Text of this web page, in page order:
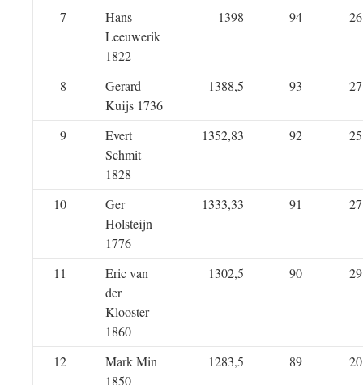
7
Hans
Leeuwerik
1822
1398 94 26
8
Gerard
Kuijs 1736
1388,5 93 27
9
Evert
Schmit
1828
1352,83 92 25
10
Ger
Holsteijn
1776
1333,33 91 27
11
Eric van
der
Klooster
1860
1302,5 90 29
12
Mark Min
1850
1283,5 89 20